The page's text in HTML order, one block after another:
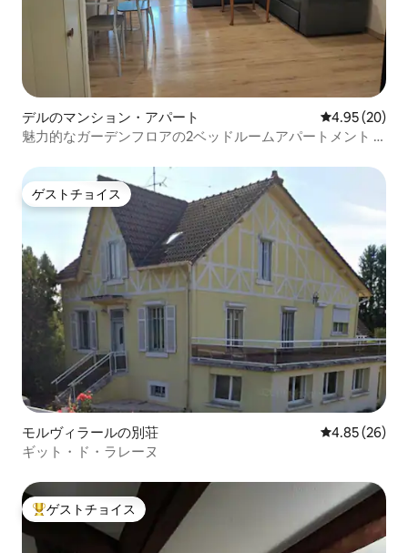
デルのマンション・アパート レビュー20
4.95 (20)
魅力的なガーデンフロアの2ベッドルームアパートメント –
ゲストチョイス
ゲストチョイス
モルヴィラールの別荘 レビュー26
4.85 (26)
ギット・ド・ラレーヌ
大好評のゲストチョイスです。
ゲストチョイス